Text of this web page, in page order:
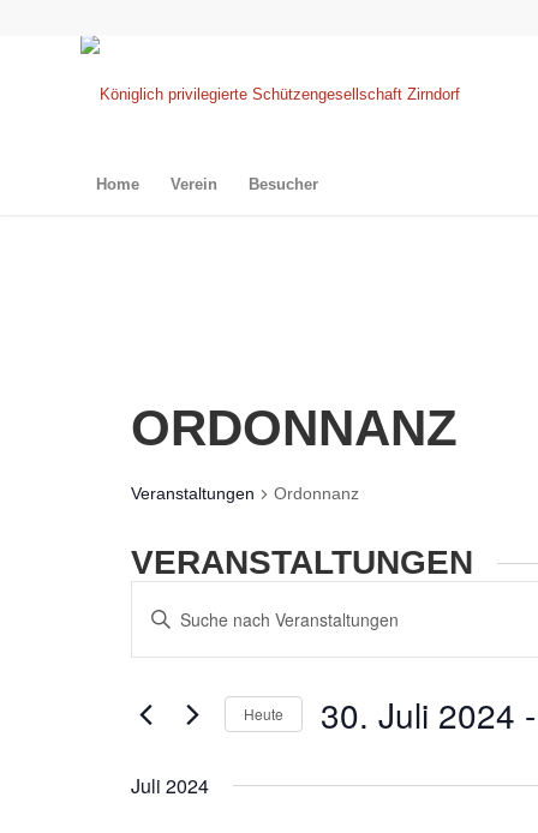
Home Verein Besucher
ORDONNANZ
Veranstaltungen Ordonnanz
VERANSTALTUNGEN
SUCHE
UND
ANSICHTEN,
NAVIGATION
Bitte
Schlüsselwort
eingeben.
nach
Veranstaltungen
Heute 30. Juli 2024
Juli 2024